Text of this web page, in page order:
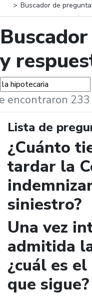
Buscador de
y
encontraron
Lista de
¿Cuánto
tardar la
siniestro?
Una vez
admitida
¿cuál es
que sigue?